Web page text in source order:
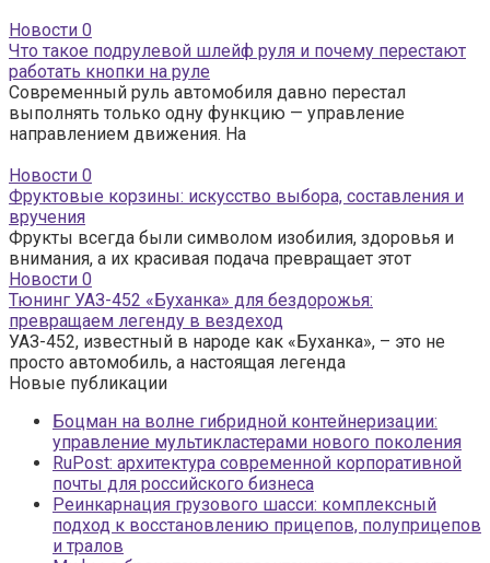
Новости 0
Что такое подрулевой шлейф руля и почему перестают
работать кнопки на руле
Современный руль автомобиля давно перестал
выполнять только одну функцию — управление
направлением движения. На
Новости 0
Фруктовые корзины: искусство выбора, составления и
вручения
Фрукты всегда были символом изобилия, здоровья и
внимания, а их красивая подача превращает этот
Новости 0
Тюнинг УАЗ-452 «Буханка» для бездорожья:
превращаем легенду в вездеход
УАЗ-452, известный в народе как «Буханка», – это не
просто автомобиль, а настоящая легенда
Новые публикации
Боцман на волне гибридной контейнеризации:
управление мультикластерами нового поколения
RuPost: архитектура современной корпоративной
почты для российского бизнеса
Реинкарнация грузового шасси: комплексный
подход к восстановлению прицепов, полуприцепов
и тралов